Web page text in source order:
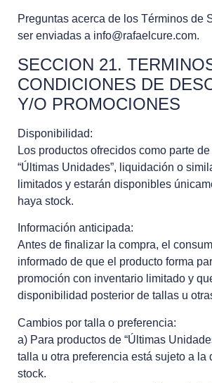
Preguntas acerca de los Términos de
ser enviadas a info@rafaelcure.com.
SECCION 21.
CONDICIONES DE
Y/O PROMOCIONES
Disponibilidad:
Los productos ofrecidos como parte
“Últimas Unidades”, liquidación o
limitados y estarán disponibles
haya stock.
Información anticipada:
Antes de finalizar la compra, el
informado de que el producto forma
promoción con inventario limitado y
disponibilidad posterior de tallas u
Cambios por talla o preferencia:
a) Para productos de “Últimas
talla u otra preferencia está sujeto a la
stock.